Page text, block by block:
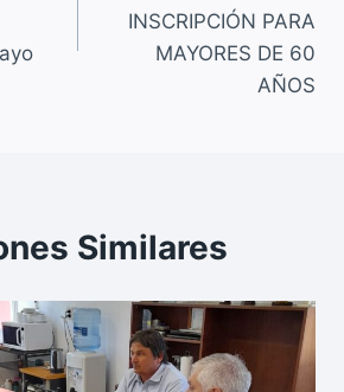
INSCRIPCIÓN PARA
MAYORES DE 60
AÑOS
Similares